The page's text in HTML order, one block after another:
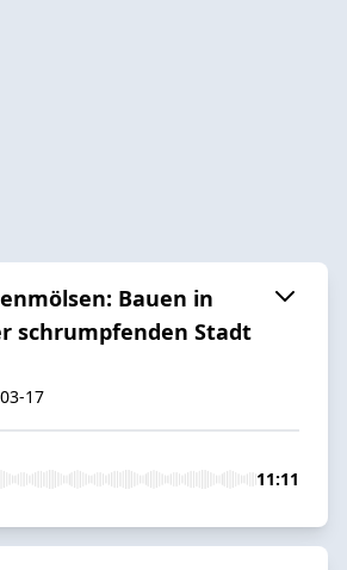
Bauen in
schrumpfenden Stadt
17
11:11